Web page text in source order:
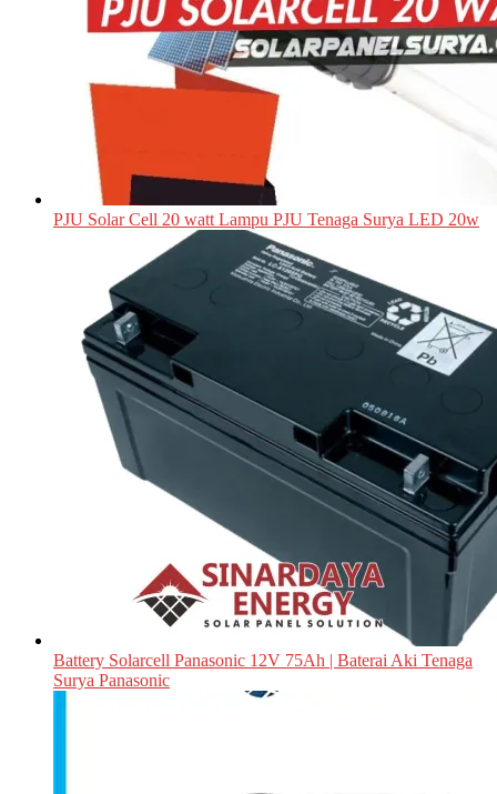
PJU Solar Cell 20 watt Lampu PJU Tenaga Surya LED 20w
Battery Solarcell Panasonic 12V 75Ah | Baterai Aki Tenaga
Surya Panasonic